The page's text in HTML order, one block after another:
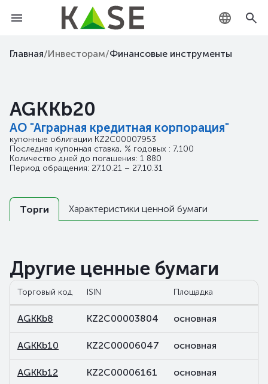
KZ
Главная/Инвесторам/Финансовые инструменты
AGKKb20
АО "Аграрная кредитная корпорация"
купонные облигации KZ2C00007953
Последняя купонная ставка, % годовых : 7,100
Количество дней до погашения: 1 880
Период обращения: 27.10.21 – 27.10.31
Торги Характеристики ценной бумаги
Другие ценные бумаги
Торговый код ISIN Площадка
AGKKb8 KZ2C00003804 основная
AGKKb10 KZ2C00006047 основная
AGKKb12 KZ2C00006161 основная